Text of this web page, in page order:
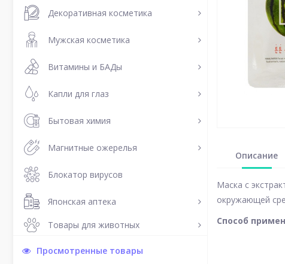
Декоративная косметика
Мужская косметика
Витамины и БАДы
Капли для глаз
Бытовая химия
Магнитные ожерелья
Блокатор вирусов
Японская аптека
Товары для животных
Просмотренные товары
Описание
Маска с
окружающей
Способ